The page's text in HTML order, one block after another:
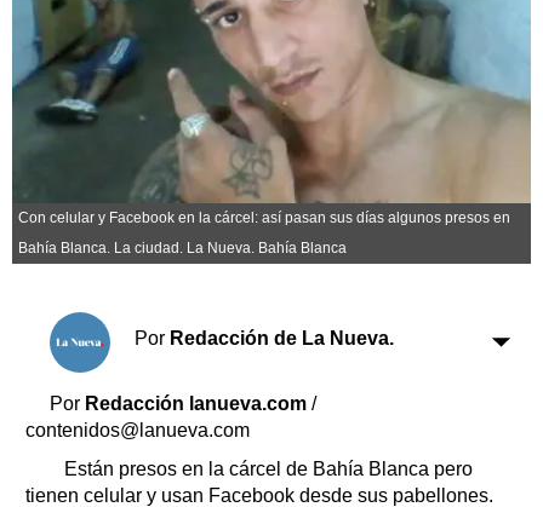
libre
Tecnología
Turismo
Salud
Es viral
Fúnebres
Clasificados
Suplementos
Servicios
Transportes
Loterías
Datos Útiles
Fúnebres
Con celular y Facebook en la cárcel: así pasan sus días algunos presos en
Bahía Blanca. La ciudad. La Nueva. Bahía Blanca
Por Redacción de La Nueva.
Por Redacción lanueva.com /
contenidos@lanueva.com
Están presos en la cárcel de Bahía Blanca pero
tienen celular y usan Facebook desde sus pabellones.